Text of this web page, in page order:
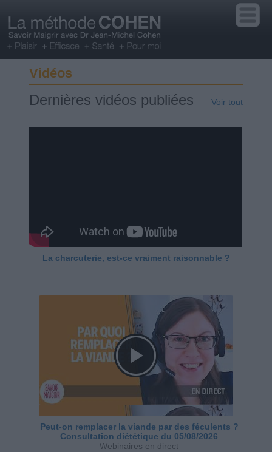
Vidéos
Dernières vidéos publiées Voir tout
La charcuterie, est-ce vraiment raisonnable ?
Peut-on remplacer la viande par des féculents ?
Consultation diététique du 05/08/2026
Webinaires en direct